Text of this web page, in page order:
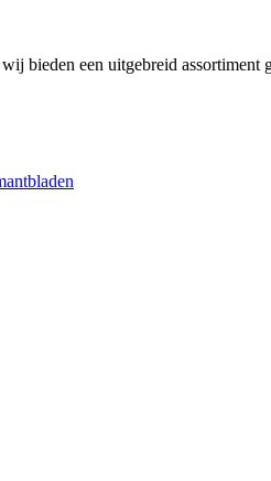
bieden een uitgebreid assortiment